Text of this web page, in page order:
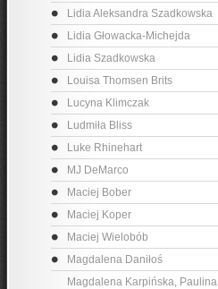
Lidia Aleksandra Szadkowska
Lidia Głowacka-Michejda
Lidia Szadkowska
Louisa Thomsen Brits
Lucyna Klimczak
Ludmiła Bliss
Luke Rhinehart
MJ DeMarco
Maciej Bober
Maciej Koper
Maciej Wielobób
Magdalena Daniłoś
Magdalena Karpińska, Paulina